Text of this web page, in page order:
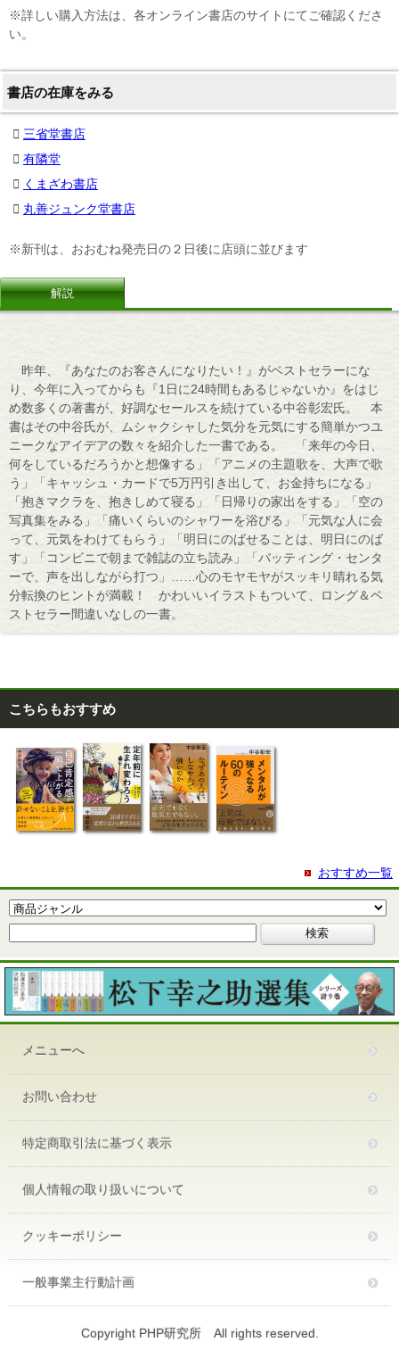
※詳しい購入方法は、各オンライン書店のサイトにてご確認くださ
い。
書店の在庫をみる
三省堂書店
有隣堂
くまざわ書店
丸善ジュンク堂書店
※新刊は、おおむね発売日の２日後に店頭に並びます
解説
昨年、『あなたのお客さんになりたい！』がベストセラーにな
り、今年に入ってからも『1日に24時間もあるじゃないか』をはじ
め数多くの著書が、好調なセールスを続けている中谷彰宏氏。 本
書はその中谷氏が、ムシャクシャした気分を元気にする簡単かつユ
ニークなアイデアの数々を紹介した一書である。 「来年の今日、
何をしているだろうかと想像する」「アニメの主題歌を、大声で歌
う」「キャッシュ・カードで5万円引き出して、お金持ちになる」
「抱きマクラを、抱きしめて寝る」「日帰りの家出をする」「空の
写真集をみる」「痛いくらいのシャワーを浴びる」「元気な人に会
って、元気をわけてもらう」「明日にのばせることは、明日にのば
す」「コンビニで朝まで雑誌の立ち読み」「バッティング・センタ
ーで、声を出しながら打つ」……心のモヤモヤがスッキリ晴れる気
分転換のヒントが満載！ かわいいイラストもついて、ロング＆ベ
ストセラー間違いなしの一書。
こちらもおすすめ
おすすめ一覧
メニューへ
お問い合わせ
特定商取引法に基づく表示
個人情報の取り扱いについて
クッキーポリシー
一般事業主行動計画
Copyright PHP研究所 All rights reserved.